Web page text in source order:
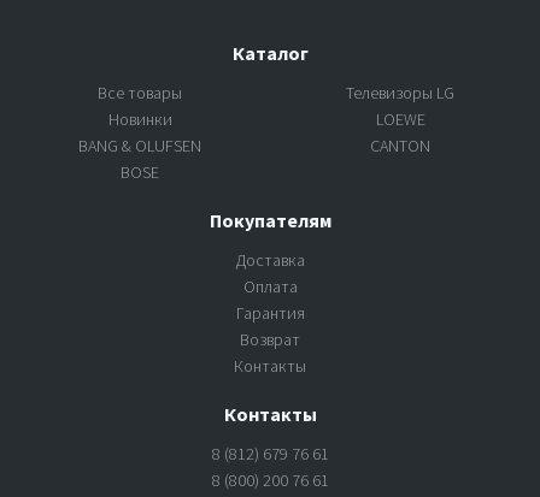
Каталог
Все товары
Новинки
BANG & OLUFSEN
BOSE
Телевизоры LG
LOEWE
CANTON
Покупателям
Доставка
Оплата
Гарантия
Возврат
Контакты
Контакты
8 (812) 679 76 61
8 (800) 200 76 61